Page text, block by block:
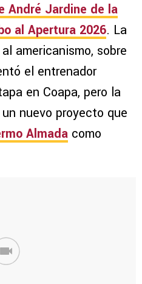
André Jardine de la
al Apertura 2026. La
americanismo, sobre
el entrenador
en Coapa, pero la
nuevo proyecto que
Almada como